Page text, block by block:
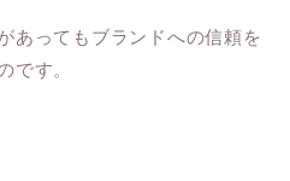
あってもブランドへの信頼を
です。